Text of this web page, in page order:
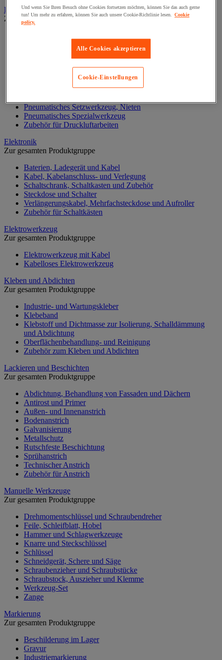
Druckluftwerkzeuge und Kompressoren
Zur gesamten Produktgruppe
Drucklufthammer
Druckluftschleifer
Kompressor, Luftschlauch und Zubehör
Pneumatische Lackierpistole
Pneumatische Ratsche
Pneumatisches Setzwerkzeug, Nieten
Pneumatisches Spezialwerkzeug
Zubehör für Druckluftarbeiten
Elektronik
Zur gesamten Produktgruppe
Baterien, Ladegerät und Kabel
Kabel, Kabelanschluss- und Verlegung
Schaltschrank, Schaltkasten und Zubehör
Steckdose und Schalter
Verlängerungskabel, Mehrfachsteckdose und Aufroller
Zubehör für Schaltkästen
Elektrowerkzeug
Zur gesamten Produktgruppe
Elektrowerkzeug mit Kabel
Kabelloses Elektrowerkzeug
Kleben und Abdichten
Zur gesamten Produktgruppe
Industrie- und Wartungskleber
Klebeband
Klebstoff und Dichtmasse zur Isolierung, Schalldämmung
und Abdichtung
Oberflächenbehandlung- und Reinigung
Zubehör zum Kleben und Abdichten
Lackieren und Beschichten
Zur gesamten Produktgruppe
Abdichtung, Behandlung von Fassaden und Dächern
Antirost und Primer
Außen- und Innenanstrich
Bodenanstrich
Galvanisierung
Metallschutz
Rutschfeste Beschichtung
Sprühanstrich
Technischer Anstrich
Zubehör für Anstrich
Manuelle Werkzeuge
Zur gesamten Produktgruppe
Drehmomentschlüssel und Schraubendreher
Feile, Schleifblatt, Hobel
Hammer und Schlagwerkzeuge
Knarre und Steckschlüssel
Schlüssel
Schneidgerät, Schere und Säge
Schraubenzieher und Schraubstücke
Schraubstock, Auszieher und Klemme
Werkzeug-Set
Zange
Markierung
Zur gesamten Produktgruppe
Beschilderung im Lager
Gravur
Industriemarkierung
Und wenn Sie Ihren Besuch ohne Cookies fortsetzen möchten, können Sie das auch gerne
tun! Um mehr zu erfahren, können Sie auch unsere Cookie-Richtlinie lesen.
Cookie
policy.
Alle Cookies akzeptieren
Cookie-Einstellungen